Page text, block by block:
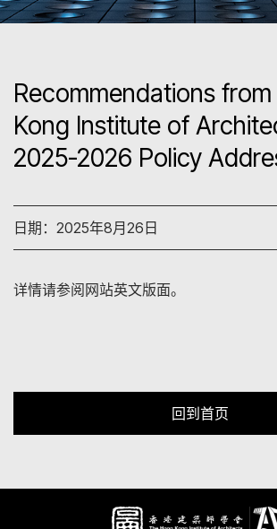
Recommendations
Kong Institute of
2025-2026 Policy
日期：2025年8月26日
详情请参阅网站英文版面。
回到首页